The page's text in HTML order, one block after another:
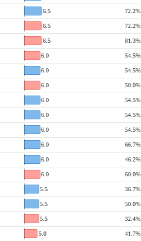
6.5 72.2%
6.5 72.2%
6.5 81.3%
6.0 54.5%
6.0 54.5%
6.0 50.0%
6.0 54.5%
6.0 54.5%
6.0 54.5%
6.0 66.7%
6.0 46.2%
6.0 60.0%
5.5 36.7%
5.5 50.0%
5.5 32.4%
5.0 41.7%